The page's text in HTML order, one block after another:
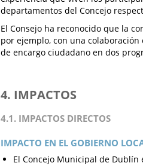
departamentos del Concejo
El Consejo ha reconocido que la
por ejemplo, con una
de encargo ciudadano en dos
4. IMPACTOS
4.1. IMPACTOS DIRECTOS
IMPACTO EN EL GOBIERNO
El Concejo Municipal de